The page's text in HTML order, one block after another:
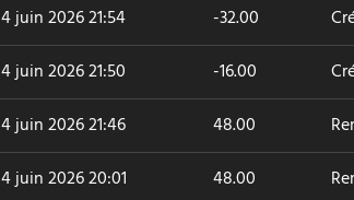
4 juin 2026 21:54 -32.00
4 juin 2026 21:50 -16.00
4 juin 2026 21:46 48.00
4 juin 2026 20:01 48.00